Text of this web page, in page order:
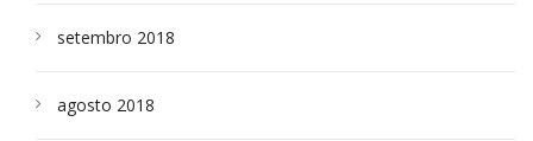
setembro 2018
agosto 2018